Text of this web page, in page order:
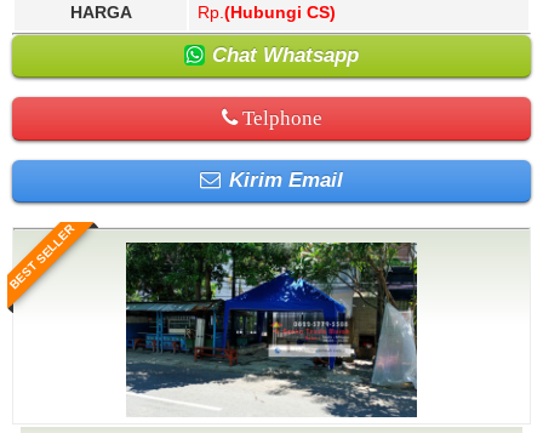
HARGA Rp. (Hubungi CS)
Chat Whatsapp
Telphone
Kirim Email
BEST SELLER